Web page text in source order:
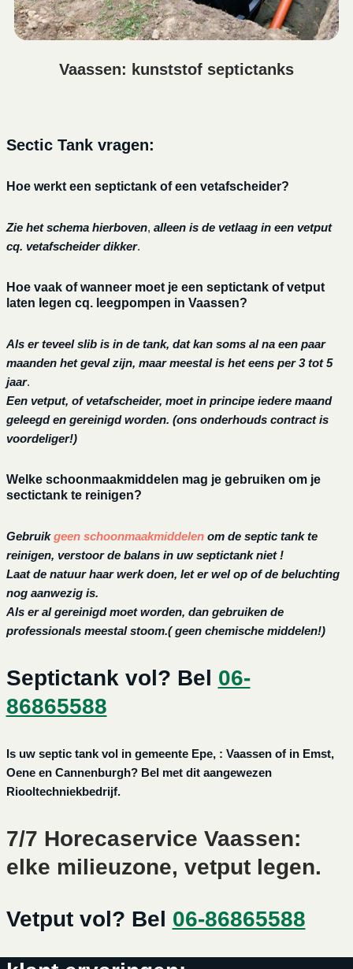
Vaassen: kunststof septictanks
Sectic Tank vragen:
Hoe werkt een septictank of een vetafscheider?
Zie het schema hierboven, alleen is de vetlaag in een vetput
cq. vetafscheider dikker.
Hoe vaak of wanneer moet je een septictank of vetput
laten legen cq. leegpompen in Vaassen?
Als er teveel slib is in de tank, dat kan soms al na een paar
maanden het geval zijn, maar meestal is het eens per 3 tot 5
jaar.
Een vetput, of vetafscheider, moet in principe iedere maand
geleegd en gereinigd worden. (ons onderhouds contract is
voordeliger!)
Welke schoonmaakmiddelen mag je gebruiken om je
sectictank te reinigen?
Gebruikgeen schoonmaakmiddelen om de septic tank te
reinigen, verstoor de balans in uw septictank niet !
Laat de natuur haar werk doen, let er wel op of de beluchting
nog aanwezig is.
Als er al gereinigd moet worden, dan gebruiken de
professionals meestal stoom.( geen chemische middelen!)
Septictank vol? Bel 06-
86865588
Is uw septic tank vol in gemeente Epe, : Vaassen of in Emst,
Oene en Cannenburgh? Bel met dit aangewezen
Riooltechniekbedrijf.
7/7 Horecaservice Vaassen:
elke milieuzone, vetput legen.
Vetput vol? Bel 06-86865588